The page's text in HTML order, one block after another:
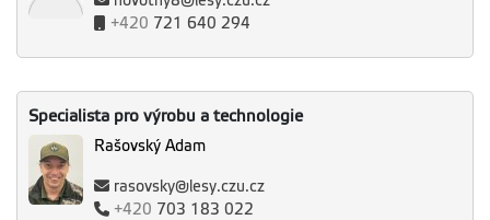
+420 721 640 294
Specialista pro výrobu a technologie
Rašovský Adam
rasovsky@lesy.czu.cz
+420 703 183 022